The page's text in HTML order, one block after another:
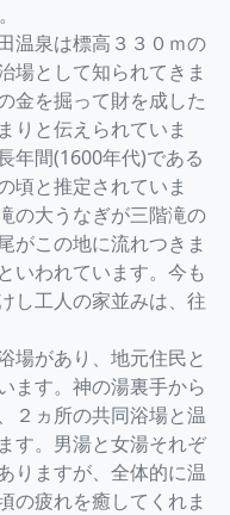
温泉は標高３３０ｍの
場として知られてきま
金を掘って財を成した
りと伝えられていま
年間(1600年代)である
頃と推定されていま
の大うなぎが三階滝の
がこの地に流れつきま
いわれています。今も
し工人の家並みは、往
場があり、地元住民と
ます。神の湯裏手から
２ヵ所の共同浴場と温
す。男湯と女湯それぞ
りますが、全体的に温
の疲れを癒してくれま